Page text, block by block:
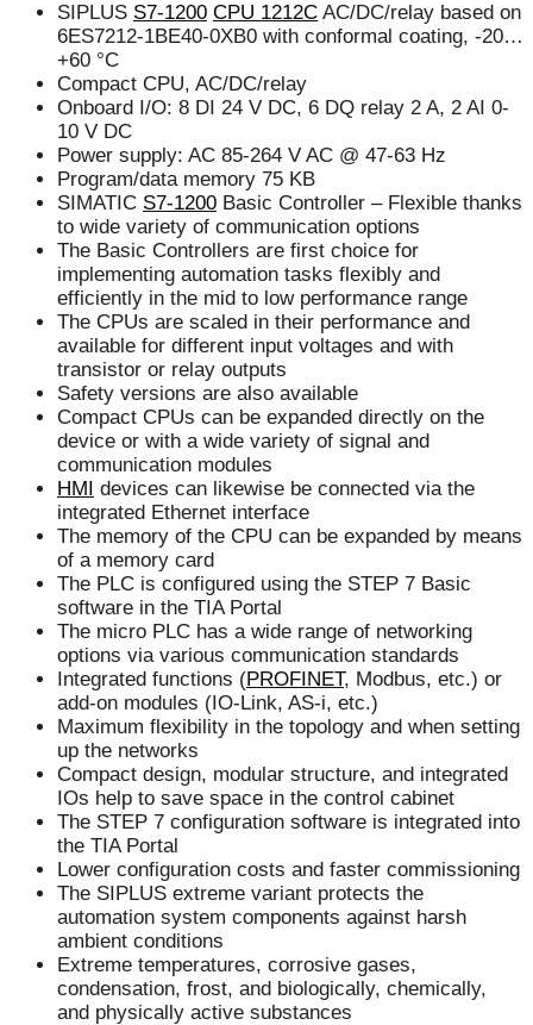
SIPLUS S7-1200 CPU 1212C AC/DC/relay based on
6ES7212-1BE40-0XB0 with conformal coating, -20…
+60 °C
Compact CPU, AC/DC/relay
Onboard I/O: 8 DI 24 V DC, 6 DQ relay 2 A, 2 AI 0-
10 V DC
Power supply: AC 85-264 V AC @ 47-63 Hz
Program/data memory 75 KB
SIMATIC S7-1200 Basic Controller – Flexible thanks
to wide variety of communication options
The Basic Controllers are first choice for
implementing automation tasks flexibly and
efficiently in the mid to low performance range
The CPUs are scaled in their performance and
available for different input voltages and with
transistor or relay outputs
Safety versions are also available
Compact CPUs can be expanded directly on the
device or with a wide variety of signal and
communication modules
HMI
devices can likewise be connected via the
integrated Ethernet interface
The memory of the CPU can be expanded by means
of a memory card
The PLC is configured using the STEP 7 Basic
software in the TIA Portal
The micro PLC has a wide range of networking
options via various communication standards
Integrated functions (PROFINET, Modbus, etc.) or
add-on modules (IO-Link, AS-i, etc.)
Maximum flexibility in the topology and when setting
up the networks
Compact design, modular structure, and integrated
IOs help to save space in the control cabinet
The STEP 7 configuration software is integrated into
the TIA Portal
Lower configuration costs and faster commissioning
The SIPLUS extreme variant protects the
automation system components against harsh
ambient conditions
Extreme temperatures, corrosive gases,
condensation, frost, and biologically, chemically,
and physically active substances